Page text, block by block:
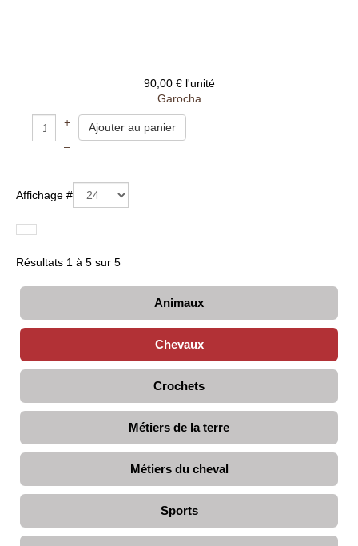
90,00 € l'unité
Garocha
+
–
Affichage #
Résultats 1 à 5 sur 5
Animaux
Chevaux
Crochets
Métiers de la terre
Métiers du cheval
Sports